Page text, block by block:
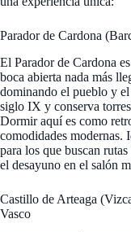
Parador de Cardona
El Parador de Cardona
boca abierta nada más
dominando el pueblo y
siglo IX y conserva
Dormir aquí es como
comodidades modernas.
para los que buscan
el desayuno en el salón
Castillo de Arteaga
Vasco